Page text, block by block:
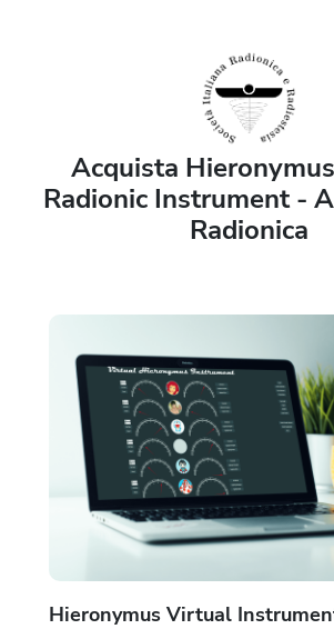
Acquista
Radionic Instrument -
Radionica
Hieronymus Virtual